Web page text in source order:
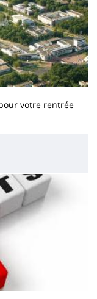
votre rentrée